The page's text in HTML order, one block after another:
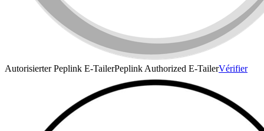
Autorisierter Peplink E-TailerPeplink Authorized E-TailerVérifier